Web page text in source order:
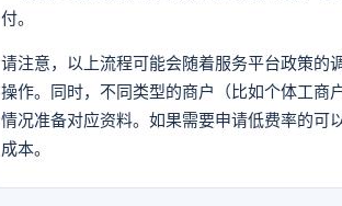
付。
请注意，以上流程可能会随着服务平台政策的
操作。同时，不同类型的商户（比如个体工商
情况准备对应资料。如果需要申请低费率的可
成本。